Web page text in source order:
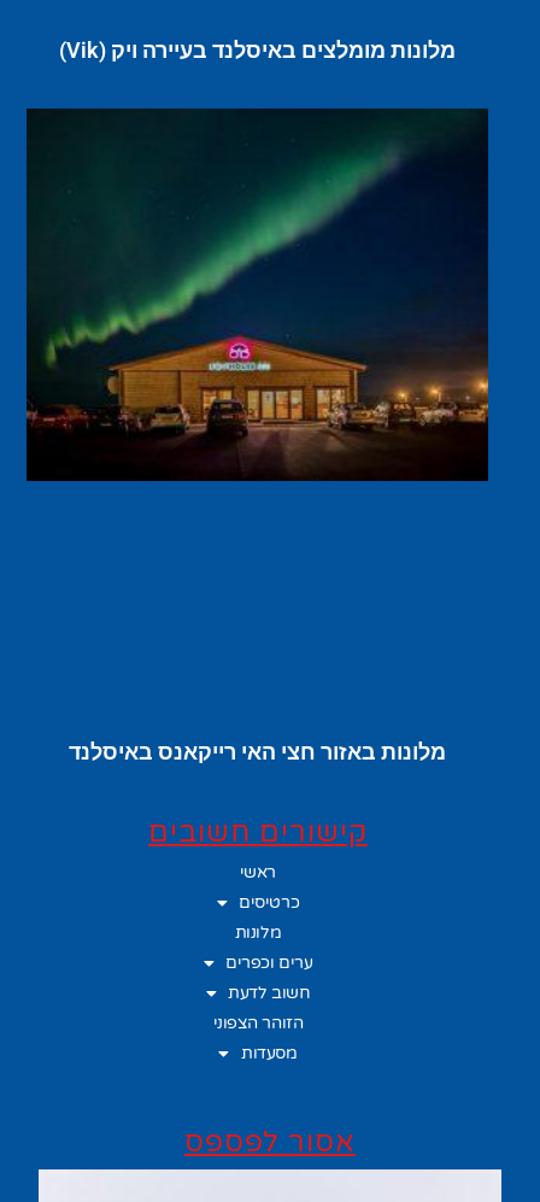
מלונות מומלצים באיסלנד בעיירה ויק (Vik)
מלונות באזור חצי האי רייקאנס באיסלנד
קישורים חשובים
ראשי
כרטיסים
מלונות
ערים וכפרים
חשוב לדעת
הזוהר הצפוני
מסעדות
אסור לפספס